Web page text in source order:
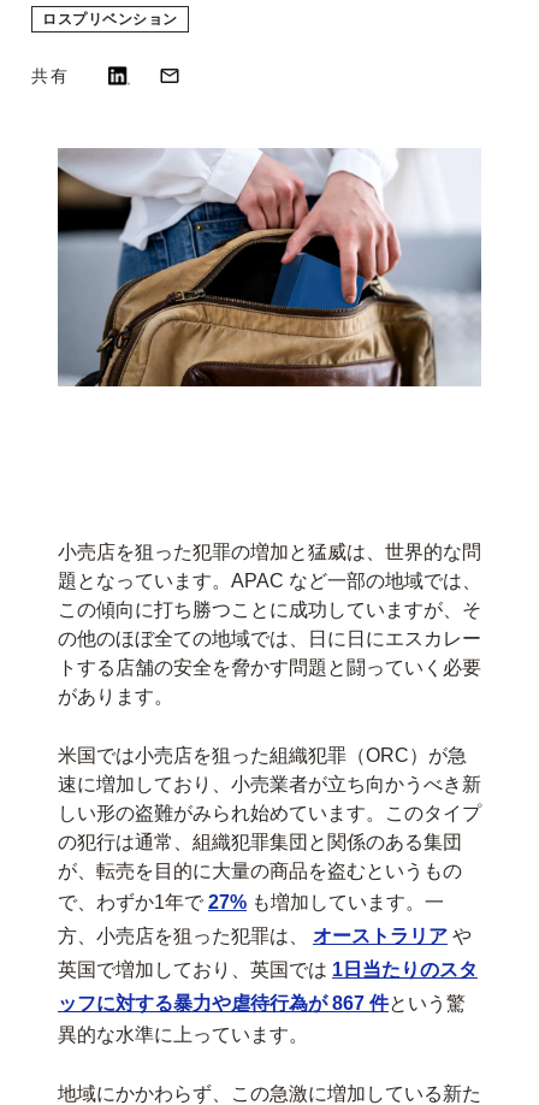
ロスプリベンション
共有
小売店を狙った犯罪の増加と猛威は、世界的な問
題となっています。APAC など一部の地域では、
この傾向に打ち勝つことに成功していますが、そ
の他のほぼ全ての地域では、日に日にエスカレー
トする店舗の安全を脅かす問題と闘っていく必要
があります。
米国では小売店を狙った組織犯罪（ORC）が急
速に増加しており、小売業者が立ち向かうべき新
しい形の盗難がみられ始めています。このタイプ
の犯行は通常、組織犯罪集団と関係のある集団
が、転売を目的に大量の商品を盗むというもの
で、わずか1年で 27% も増加しています。一
方、小売店を狙った犯罪は、 オーストラリア や
英国で増加しており、英国では 1日当たりのスタ
ッフに対する暴力や虐待行為が 867 件という驚
異的な水準に上っています。
地域にかかわらず、この急激に増加している新た